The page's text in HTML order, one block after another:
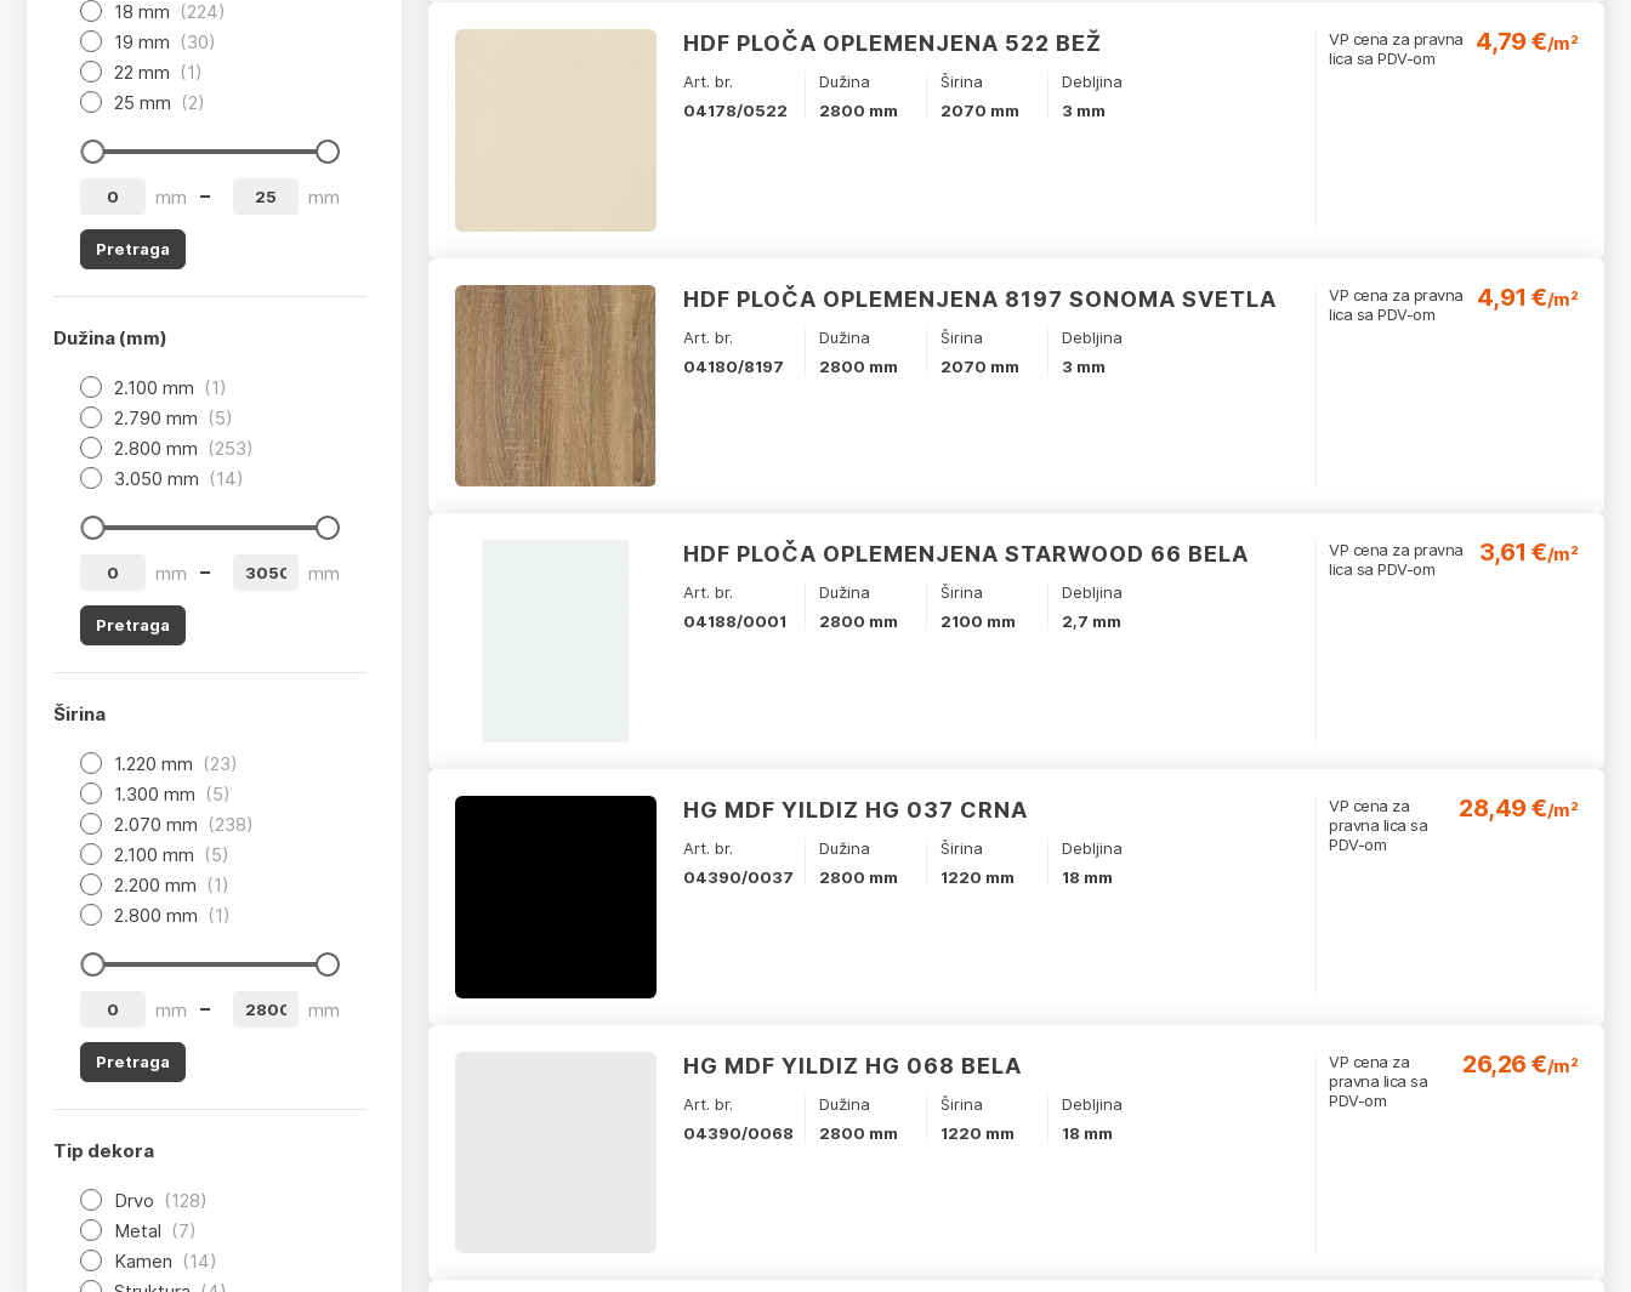
18 mm (224)
19 mm (30)
22 mm (1)
25 mm (2)
app.product-grid-filter.from
mm app.product-grid-filter.to
mm
Pretraga
Dužina (mm)
2.100 mm (1)
2.790 mm (5)
2.800 mm (253)
3.050 mm (14)
app.product-grid-filter.from
mm app.product-grid-filter.to
mm
Pretraga
Širina
1.220 mm (23)
1.300 mm (5)
2.070 mm (238)
2.100 mm (5)
2.200 mm (1)
2.800 mm (1)
app.product-grid-filter.from
mm app.product-grid-filter.to
mm
Pretraga
Tip dekora
Drvo (128)
Metal (7)
Kamen (14)
HDF PLOČA OPLEMENJENA 522 BEŽ
Art. br.
04178/0522
Dužina
2800 mm
Širina
2070 mm
Debljina
3 mm
VP cena za pravna
lica sa PDV-om
4,79 €/m²
HDF PLOČA OPLEMENJENA 8197 SONOMA SVETLA
Art. br.
04180/8197
Dužina
2800 mm
Širina
2070 mm
Debljina
3 mm
VP cena za pravna
lica sa PDV-om
4,91 €/m²
HDF PLOČA OPLEMENJENA STARWOOD 66 BELA
Art. br.
04188/0001
Dužina
2800 mm
Širina
2100 mm
Debljina
2,7 mm
VP cena za pravna
lica sa PDV-om
3,61 €/m²
HG MDF YILDIZ HG 037 CRNA
Art. br.
04390/0037
Dužina
2800 mm
Širina
1220 mm
Debljina
18 mm
VP cena za
pravna lica sa
PDV-om
28,49 €/m²
HG MDF YILDIZ HG 068 BELA
Art. br.
04390/0068
Dužina
2800 mm
Širina
1220 mm
Debljina
18 mm
VP cena za
pravna lica sa
PDV-om
26,26 €/m²